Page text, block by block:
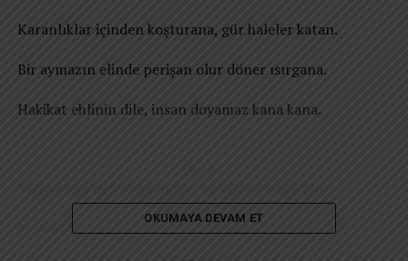
Karanlıklar içinden koşturana, gür haleler katan.
Bir aymazın elinde perişan olur döner ısırgana.
Hakikat ehlinin dile, insan doyamaz kana kana.
Bilgilerden akan her damlayla okyanuslar dolur.
OKUMAYA DEVAM ET